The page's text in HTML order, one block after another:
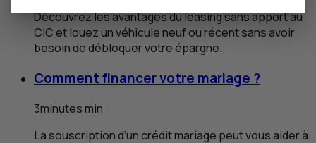
Découvrez les avantages duleasingsans apport au
CICet louez un véhicule neuf ou récent sans avoir
besoin de débloquer votre épargne.
Comment financer votre mariage ?
3minutesmin
La souscription d’un crédit mariage peut vous aider à